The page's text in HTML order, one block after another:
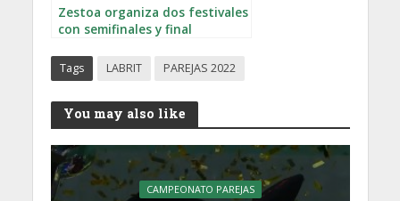
Zestoa organiza dos festivales
con semifinales y final
Tags LABRIT PAREJAS 2022
You may also like
CAMPEONATO PAREJAS